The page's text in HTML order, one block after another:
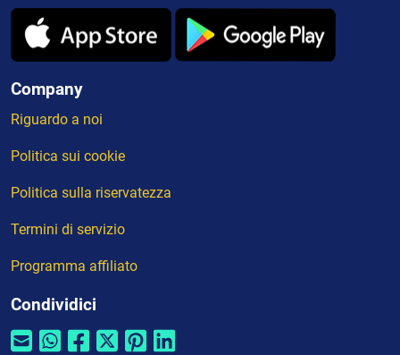
Company
Riguardo a noi
Politica sui cookie
Politica sulla riservatezza
Termini di servizio
Programma affiliato
Condividici